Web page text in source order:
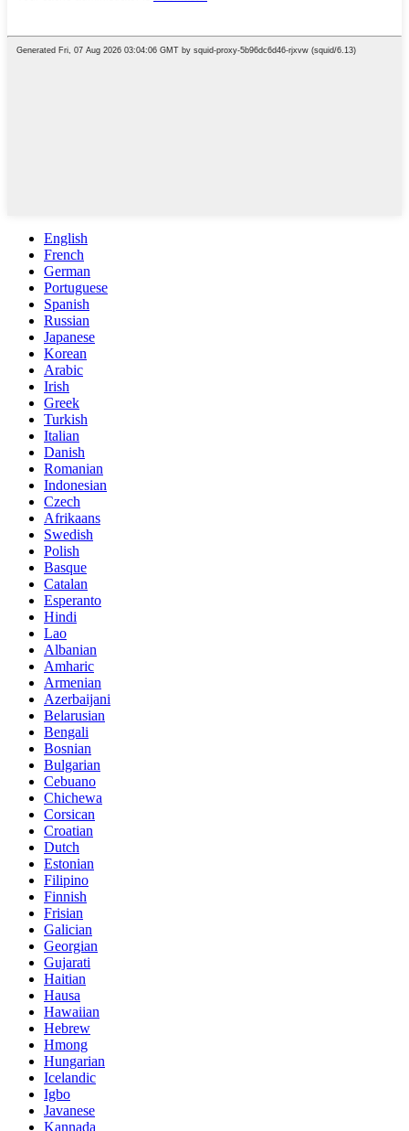
English
French
German
Portuguese
Spanish
Russian
Japanese
Korean
Arabic
Irish
Greek
Turkish
Italian
Danish
Romanian
Indonesian
Czech
Afrikaans
Swedish
Polish
Basque
Catalan
Esperanto
Hindi
Lao
Albanian
Amharic
Armenian
Azerbaijani
Belarusian
Bengali
Bosnian
Bulgarian
Cebuano
Chichewa
Corsican
Croatian
Dutch
Estonian
Filipino
Finnish
Frisian
Galician
Georgian
Gujarati
Haitian
Hausa
Hawaiian
Hebrew
Hmong
Hungarian
Icelandic
Igbo
Javanese
Kannada